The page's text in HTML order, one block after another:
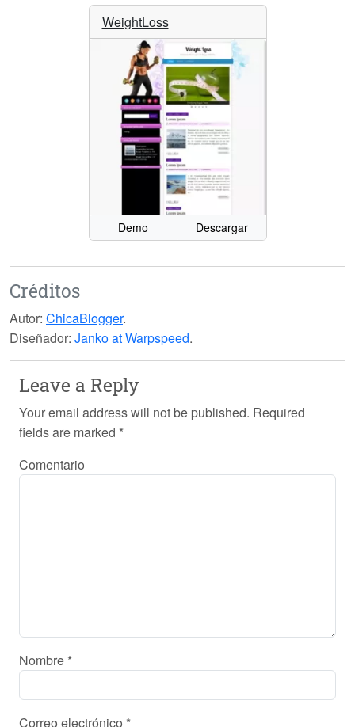
WeightLoss
Demo Descargar
Créditos
Autor: ChicaBlogger.
Diseñador: Janko at Warpspeed.
Leave a Reply
Your email address will not be published. Required
fields are marked *
Comentario
Nombre *
Correo electrónico *